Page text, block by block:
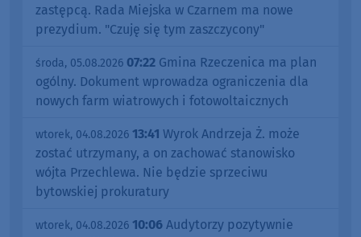
zastępcą. Rada Miejska w Czarnem ma nowe
prezydium. "Czuję się tym zaszczycony"
środa, 05.08.2026 07:22 Gmina Rzeczenica ma plan
ogólny. Dokument wprowadza ograniczenia dla
nowych farm wiatrowych i fotowoltaicznych
wtorek, 04.08.2026 13:41 Wyrok Andrzeja Ż. może
zostać utrzymany, a on zachować stanowisko
wójta Przechlewa. Nie będzie sprzeciwu
bytowskiej prokuratury
wtorek, 04.08.2026 10:06 Audytorzy pozytywnie